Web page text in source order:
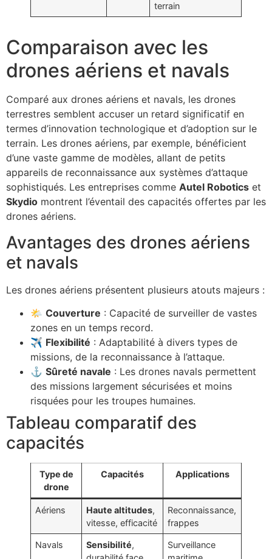
terrain
Comparaison avec les
drones aériens et navals
Comparé aux drones aériens et navals, les drones
terrestres semblent accuser un retard significatif en
termes d’innovation technologique et d’adoption sur le
terrain. Les drones aériens, par exemple, bénéficient
d’une vaste gamme de modèles, allant de petits
appareils de reconnaissance aux systèmes d’attaque
sophistiqués. Les entreprises comme Autel Robotics et
Skydio montrent l’éventail des capacités offertes par les
drones aériens.
Avantages des drones aériens
et navals
Les drones aériens présentent plusieurs atouts majeurs :
🌤️ Couverture : Capacité de surveiller de vastes
zones en un temps record.
✈️ Flexibilité : Adaptabilité à divers types de
missions, de la reconnaissance à l’attaque.
⚓ Sûreté navale : Les drones navals permettent
des missions largement sécurisées et moins
risquées pour les troupes humaines.
Tableau comparatif des
capacités
Type de
drone
Capacités Applications
Aériens Haute altitudes,
vitesse, efficacité
Reconnaissance,
frappes
Navals Sensibilité,
Surveillance